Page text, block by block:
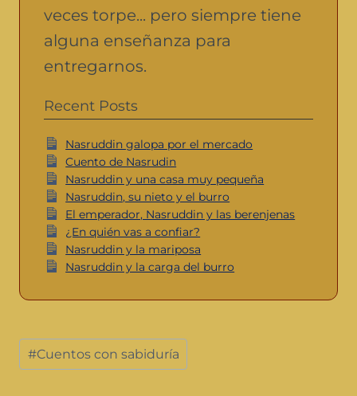
veces torpe... pero siempre tiene
alguna enseñanza para
entregarnos.
Recent Posts
Nasruddin galopa por el mercado
Cuento de Nasrudin
Nasruddin y una casa muy pequeña
Nasruddin, su nieto y el burro
El emperador, Nasruddin y las berenjenas
¿En quién vas a confiar?
Nasruddin y la mariposa
Nasruddin y la carga del burro
#Cuentos con sabiduría